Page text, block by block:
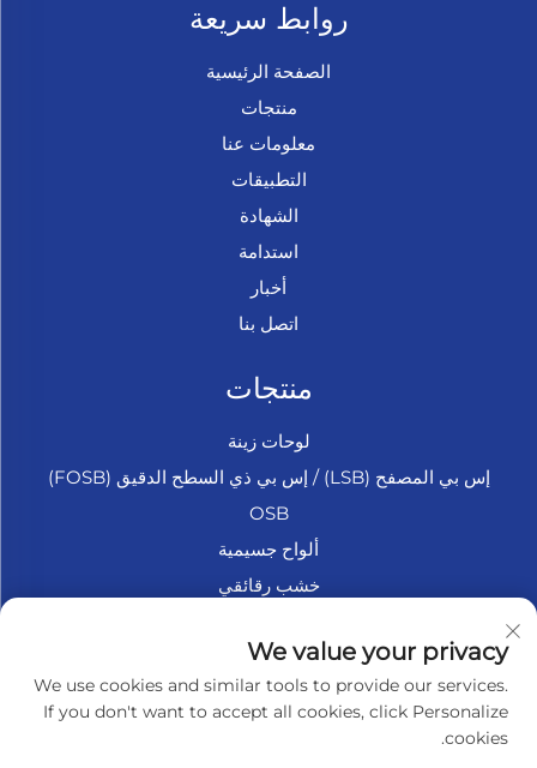
روابط سريعة
الصفحة الرئيسية
منتجات
معلومات عنا
التطبيقات
الشهادة
استدامة
أخبار
اتصل بنا
منتجات
لوحات زينة
إس بي المصفح (LSB) / إس بي ذي السطح الدقيق (FOSB)
OSB
ألواح جسيمية
خشب رقائقي
فايبر بورد
إكسسوارات
We value your privacy
We use cookies and similar tools to provide our services.
If you don't want to accept all cookies, click Personalize
cookies.